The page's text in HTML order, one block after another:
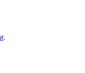
.
inspecteur controleert kalfjes